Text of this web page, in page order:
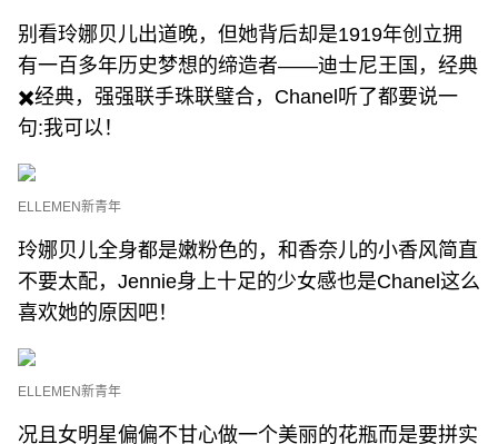
别看玲娜贝儿出道晚，但她背后却是1919年创立拥
有一百多年历史梦想的缔造者——迪士尼王国，经典
✖️经典，强强联手珠联璧合，Chanel听了都要说一
句:我可以！
ELLEMEN新青年
玲娜贝儿全身都是嫩粉色的，和香奈儿的小香风简直
不要太配，Jennie身上十足的少女感也是Chanel这么
喜欢她的原因吧！
ELLEMEN新青年
况且女明星偏偏不甘心做一个美丽的花瓶而是要拼实